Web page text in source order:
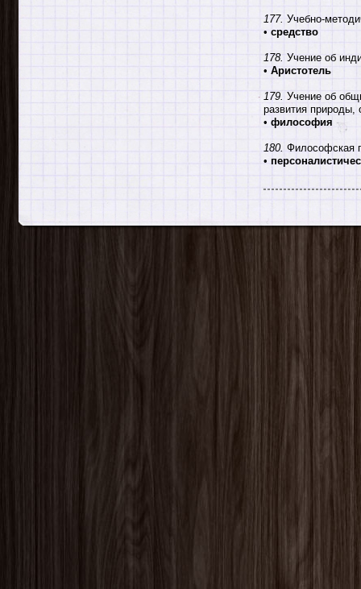
177. Учебно-
• средство
178. Учение об
• Аристотель
179. Учение об
развития
• философия
180. Философская
•